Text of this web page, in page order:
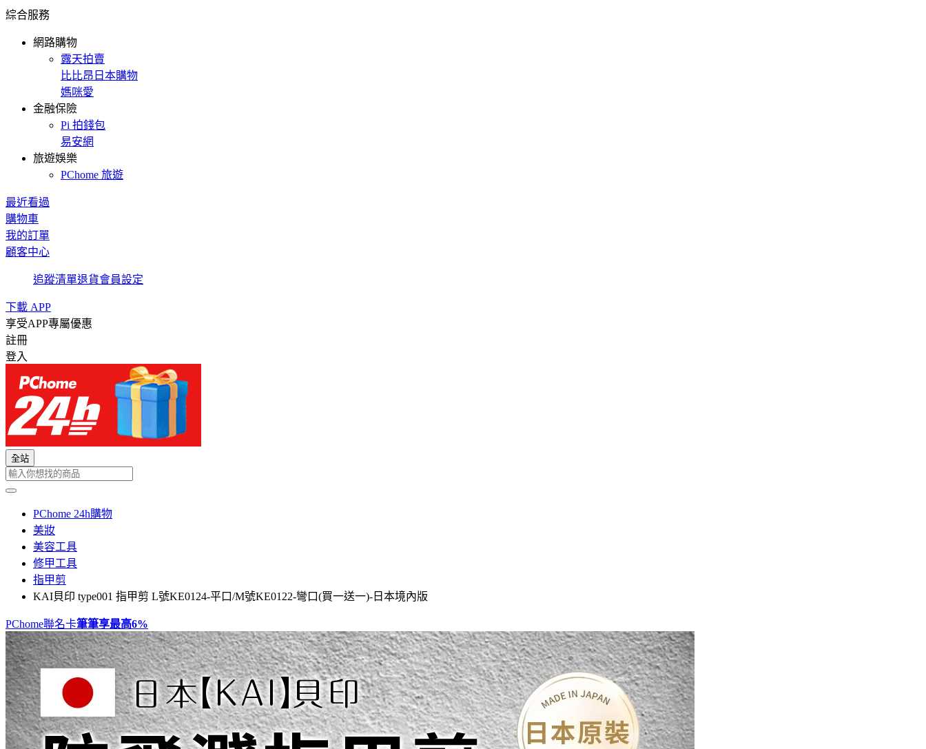
綜合服務
網路購物
露天拍賣
比比昂日本購物
媽咪愛
金融保險
Pi 拍錢包
易安網
旅遊娛樂
PChome 旅遊
最近看過
購物車
我的訂單
顧客中心
追蹤清單退貨會員設定
下載 APP
享受APP專屬優惠
註冊
登入
全站
PChome 24h購物
美妝
美容工具
修甲工具
指甲剪
KAI貝印 type001 指甲剪 L號KE0124-平口/M號KE0122-彎口(買一送一)-日本境內版
PChome聯名卡筆筆享最高6%